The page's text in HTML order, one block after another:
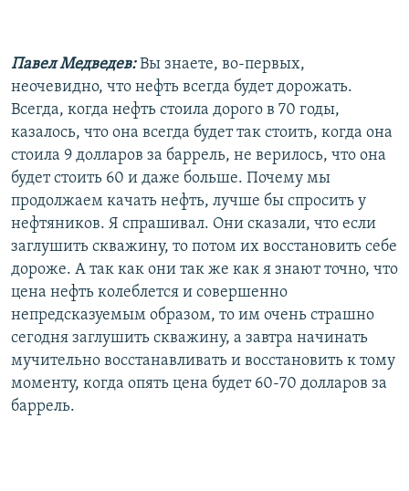
Павел Медведев:Вы знаете, во-первых,
неочевидно, что нефть всегда будет дорожать.
Всегда, когда нефть стоила дорого в 70 годы,
казалось, что она всегда будет так стоить, когда она
стоила 9 долларов за баррель, не верилось, что она
будет стоить 60 и даже больше. Почему мы
продолжаем качать нефть, лучше бы спросить у
нефтяников. Я спрашивал. Они сказали, что если
заглушить скважину, то потом их восстановить себе
дороже. А так как они так же как я знают точно, что
цена нефть колеблется и совершенно
непредсказуемым образом, то им очень страшно
сегодня заглушить скважину, а завтра начинать
мучительно восстанавливать и восстановить к тому
моменту, когда опять цена будет 60-70 долларов за
баррель.